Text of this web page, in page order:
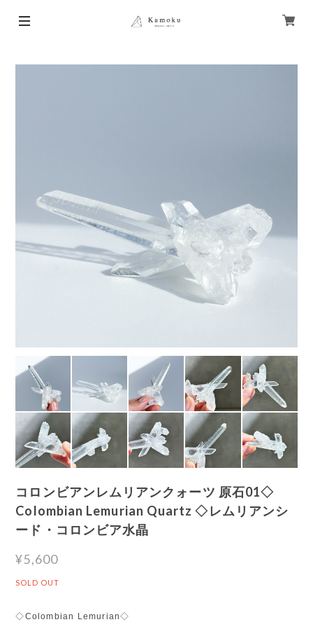
コロンビアンレムリアンクォーツ 原石01◇
Colombian Lemurian Quartz ◇レムリアンシ
ード・コロンビア水晶
¥5,600
SOLD OUT
◇Colombian Lemurian◇